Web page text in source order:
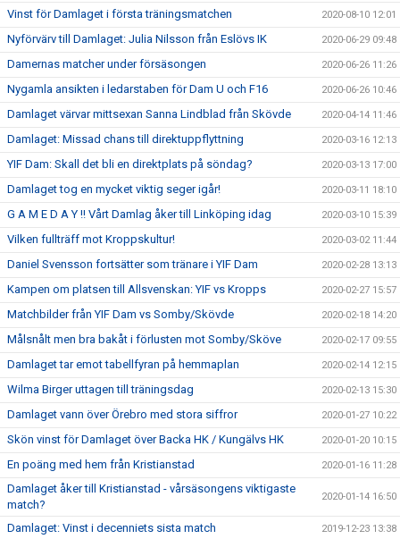
Vinst för Damlaget i första träningsmatchen 2020-08-10 12:01
Nyförvärv till Damlaget: Julia Nilsson från Eslövs IK 2020-06-29 09:48
Damernas matcher under försäsongen 2020-06-26 11:26
Nygamla ansikten i ledarstaben för Dam U och F16 2020-06-26 10:46
Damlaget värvar mittsexan Sanna Lindblad från Skövde 2020-04-14 11:46
Damlaget: Missad chans till direktuppflyttning 2020-03-16 12:13
YIF Dam: Skall det bli en direktplats på söndag? 2020-03-13 17:00
Damlaget tog en mycket viktig seger igår! 2020-03-11 18:10
G A M E D A Y !! Vårt Damlag åker till Linköping idag 2020-03-10 15:39
Vilken fullträff mot Kroppskultur! 2020-03-02 11:44
Daniel Svensson fortsätter som tränare i YIF Dam 2020-02-28 13:13
Kampen om platsen till Allsvenskan: YIF vs Kropps 2020-02-27 15:57
Matchbilder från YIF Dam vs Somby/Skövde 2020-02-18 14:20
Målsnålt men bra bakåt i förlusten mot Somby/Sköve 2020-02-17 09:55
Damlaget tar emot tabellfyran på hemmaplan 2020-02-14 12:15
Wilma Birger uttagen till träningsdag 2020-02-13 15:30
Damlaget vann över Örebro med stora siffror 2020-01-27 10:22
Skön vinst för Damlaget över Backa HK / Kungälvs HK 2020-01-20 10:15
En poäng med hem från Kristianstad 2020-01-16 11:28
Damlaget åker till Kristianstad - vårsäsongens viktigaste
match?
2020-01-14 16:50
Damlaget: Vinst i decenniets sista match 2019-12-23 13:38